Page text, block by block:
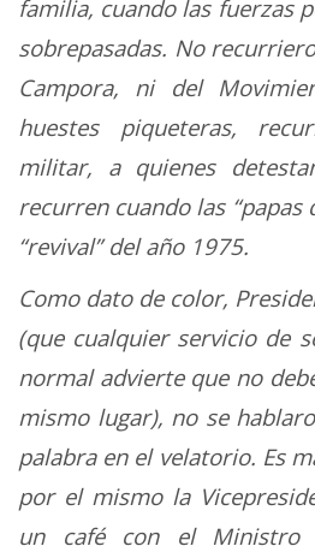
familia, cuando las fuerzas
sobrepasadas. No
Campora, ni del
huestes piqueteras,
militar, a quienes
recurren cuando las “papas
“revival” del año 1975.
Como dato de color,
(que cualquier servicio de
normal advierte que no
mismo lugar), no se
palabra en el velatorio. Es
por el mismo la
un café con el